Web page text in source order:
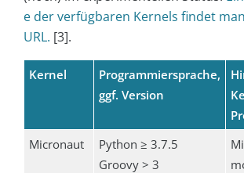
e der verfügbaren Kernels findet
URL. [3].
Kernel
Programmiersprache,
ggf. Version
Micronaut
Python ≥ 3.7.5
Groovy > 3